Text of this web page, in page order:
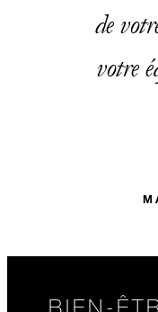
de
votre
BIEN-